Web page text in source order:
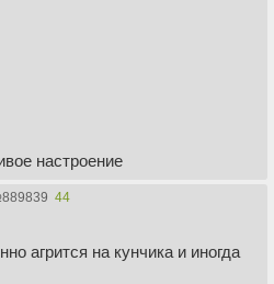
настроение
889839 44
агрится на кунчика и иногда